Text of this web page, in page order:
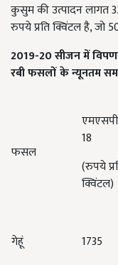
कुसुम की उत्पादन लागत
रुपये प्रति क्विंटल है,जो
2019-20 सीजन में
रबी फसलों के न्यूनतम
फसल
18
(रुपये
क्विंटल)
गेहूं 1735